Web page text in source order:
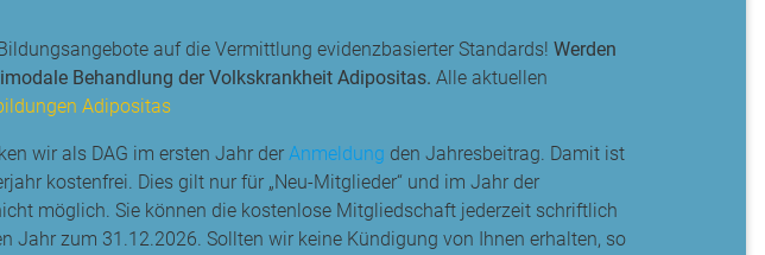
auf die Vermittlung evidenzbasierter Standards!Werden
Behandlung der Volkskrankheit Adipositas. Alle aktuellen
Adipositas
wir als DAG im ersten Jahr derAnmeldung den Jahresbeitrag. Damit ist
kostenfrei. Dies gilt nur für „Neu-Mitglieder“ und im Jahr der
möglich. Sie können die kostenlose Mitgliedschaft jederzeit schriftlich
Jahr zum 31.12.2026. Sollten wir keine Kündigung von Ihnen erhalten, so